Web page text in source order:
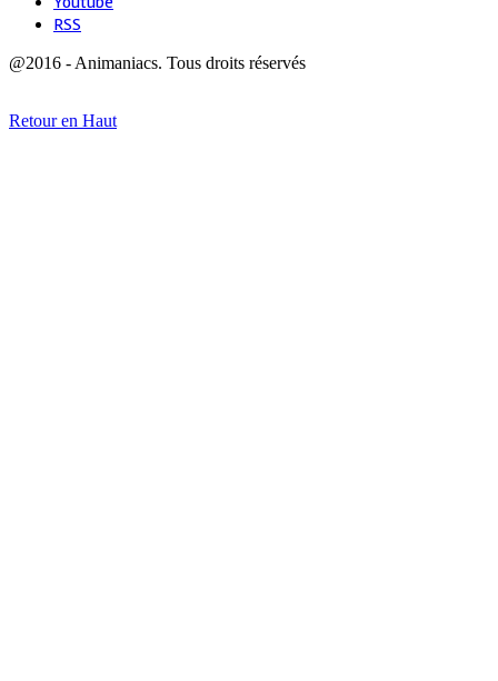
RSS
@2016 - Animaniacs. Tous droits réservés
Retour en Haut